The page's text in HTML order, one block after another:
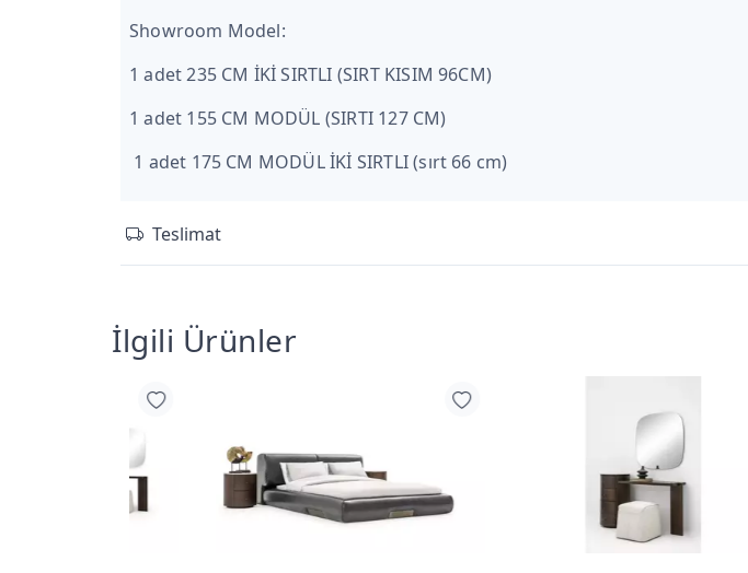
Showroom Model:
1 adet 235 CM İKİ SIRTLI (SIRT KISIM 96CM)
1 adet 155 CM MODÜL (SIRTI 127 CM)
1 adet 175 CM MODÜL İKİ SIRTLI (sırt 66 cm)
Teslimat
İlgili Ürünler